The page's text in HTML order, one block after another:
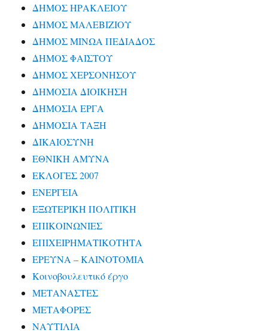
ΔΗΜΟΣ ΗΡΑΚΛΕΙΟΥ
ΔΗΜΟΣ ΜΑΛΕΒΙΖΙΟΥ
ΔΗΜΟΣ ΜΙΝΩΑ ΠΕΔΙΑΔΟΣ
ΔΗΜΟΣ ΦΑΙΣΤΟΥ
ΔΗΜΟΣ ΧΕΡΣΟΝΗΣΟΥ
ΔΗΜΟΣΙΑ ΔΙΟΙΚΗΣΗ
ΔΗΜΟΣΙΑ ΕΡΓΑ
ΔΗΜΟΣΙΑ ΤΑΞΗ
ΔΙΚΑΙΟΣΥΝΗ
ΕΘΝΙΚΗ ΑΜΥΝΑ
ΕΚΛΟΓΕΣ 2007
ΕΝΕΡΓΕΙΑ
ΕΞΩΤΕΡΙΚΗ ΠΟΛΙΤΙΚΗ
ΕΠΙΚΟΙΝΩΝΙΕΣ
ΕΠΙΧΕΙΡΗΜΑΤΙΚΟΤΗΤΑ
ΕΡΕΥΝΑ – ΚΑΙΝΟΤΟΜΙΑ
Κοινοβουλευτικό έργο
ΜΕΤΑΝΑΣΤΕΣ
ΜΕΤΑΦΟΡΕΣ
ΝΑΥΤΙΛΙΑ